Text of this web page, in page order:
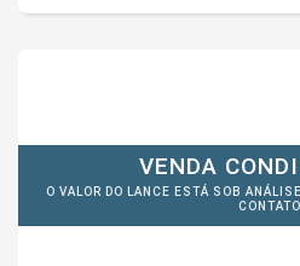
VENDA
O VALOR DO LANCE ESTÁ SOB
CONTATO.